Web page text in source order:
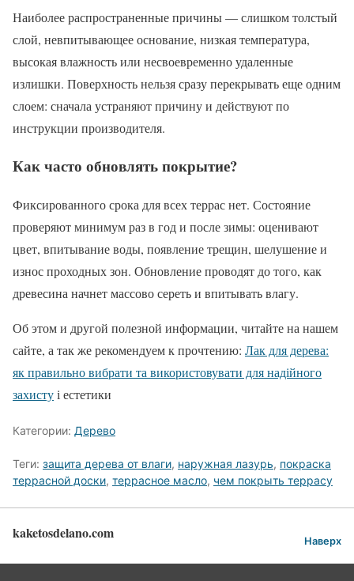
Наиболее распространенные причины — слишком толстый
слой, невпитывающее основание, низкая температура,
высокая влажность или несвоевременно удаленные
излишки. Поверхность нельзя сразу перекрывать еще одним
слоем: сначала устраняют причину и действуют по
инструкции производителя.
Как часто обновлять покрытие?
Фиксированного срока для всех террас нет. Состояние
проверяют минимум раз в год и после зимы: оценивают
цвет, впитывание воды, появление трещин, шелушение и
износ проходных зон. Обновление проводят до того, как
древесина начнет массово сереть и впитывать влагу.
Об этом и другой полезной информации, читайте на нашем
сайте, а так же рекомендуем к прочтению: Лак для дерева:
як правильно вибрати та використовувати для надійного
захистуі естетики
Категории: Дерево
Теги: защита дерева от влаги, наружная лазурь, покраска
террасной доски, террасное масло, чем покрыть террасу
kaketosdelano.com Наверх